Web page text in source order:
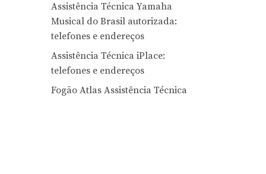
Assistência Técnica Yamaha
Musical do Brasil autorizada:
telefones e endereços
Assistência Técnica iPlace:
telefones e endereços
Fogão Atlas Assistência Técnica